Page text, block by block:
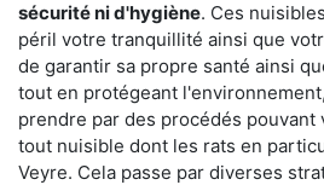
sécurité ni d'hygiène. Ces
péril votre tranquillité ainsi que
de garantir sa propre santé ainsi
tout en protégeant
prendre par des procédés pouvant
tout nuisible dont les rats en
Veyre. Cela passe par diverses